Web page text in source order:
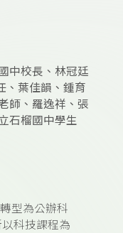
中校長、林冠廷
、葉佳韻、鍾育
師、羅逸祥、張
石榴國中學生
型為公辦科
科技課程為